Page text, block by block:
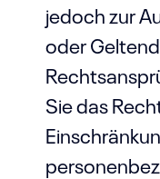
jedoch zur
oder
Sie das